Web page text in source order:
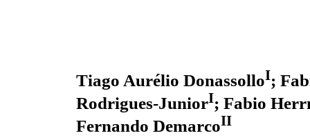
Tiago Aurélio DonassolloI;
Rodrigues-JuniorI; Fabio
Fernando DemarcoII